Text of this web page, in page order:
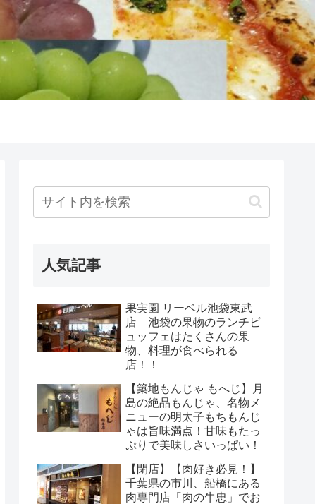
人気記事
果実園 リーベル池袋東武
店 池袋の果物のランチビ
ュッフェはたくさんの果
物、料理が食べられる
店！！
【築地もんじゃ もへじ】月
島の絶品もんじゃ、名物メ
ニューの明太子もちもんじ
ゃは旨味満点！甘味もたっ
ぷりで美味しさいっぱい！
【閉店】【肉好き必見！】
千葉県の市川、船橋にある
肉専門店「肉の牛忠」でお